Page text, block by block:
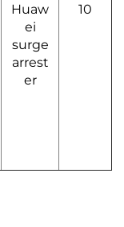
10
Huaw
ei
surge
arrest
er